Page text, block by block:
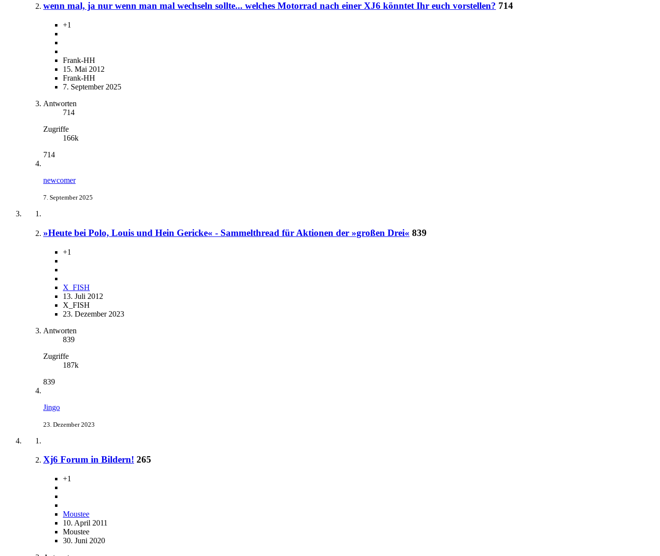
wenn mal, ja nur wenn man mal wechseln sollte... welches Motorrad nach einer XJ6 könntet Ihr euch vorstellen? 714
+1
Frank-HH
15. Mai 2012
Frank-HH
7. September 2025
Antworten
714
Zugriffe
166k
714
newcomer
7. September 2025
»Heute bei Polo, Louis und Hein Gericke« - Sammelthread für Aktionen der »großen Drei« 839
+1
X_FISH
13. Juli 2012
X_FISH
23. Dezember 2023
Antworten
839
Zugriffe
187k
839
Jingo
23. Dezember 2023
Xj6 Forum in Bildern! 265
+1
Moustee
10. April 2011
Moustee
30. Juni 2020